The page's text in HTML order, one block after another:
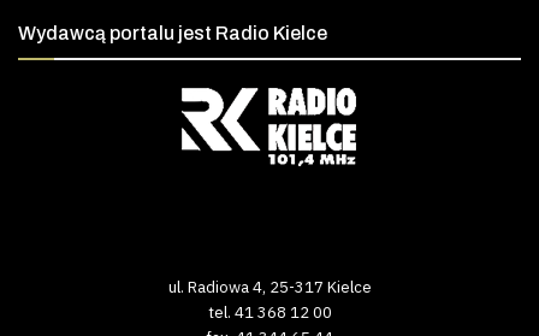
Wydawcą portalu jest Radio Kielce
ul. Radiowa 4, 25-317 Kielce
tel. 41 368 12 00